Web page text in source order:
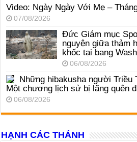
Video: Ngày Ngày Với Mẹ –
07/08/2026
Đức Giám mục
nguyện giữa thảm
khốc tại bang
06/08/2026
Những hibakusha người Triều
Một chương lịch sử bị lãng quên
06/08/2026
HẠNH CÁC THÁNH